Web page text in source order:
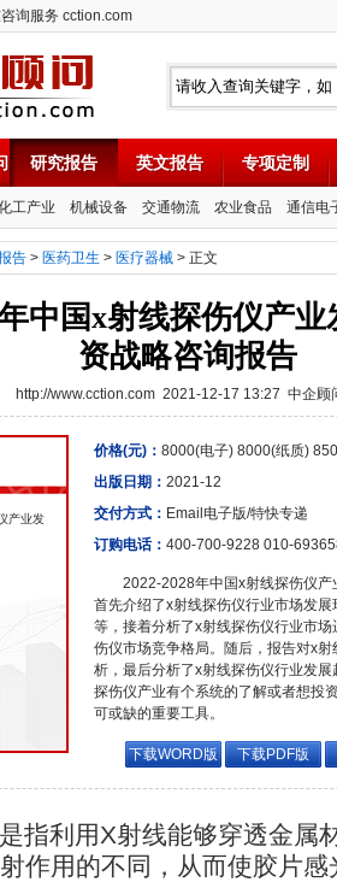
询服务 cction.com
研究报告 英文报告 专项定制
工产业 机械设备 交通物流 农业食品 通信电
告 > 医药卫生 > 医疗器械 > 正文
中国x射线探伤仪产
资战略咨询报告
http://www.cction.com 2021-12-17 13:27 中企顾
产业发
价格(元)： 8000(电子) 8000(纸质)
出版日期： 2021-12
交付方式： Email电子版/特快专递
订购电话： 400-700-9228 010-
2022-2028年中国x射线探伤仪
首先介绍了x射线探伤仪行业市场发
等，接着分析了x射线探伤仪行业市
伤仪市场竞争格局。随后，报告对x
析，最后分析了x射线探伤仪行业发
探伤仪产业有个系统的了解或者想投
可或缺的重要工具。
下载WORD版 下载PDF版
利用X射线能够穿透金属
作用的不同，从而使胶片